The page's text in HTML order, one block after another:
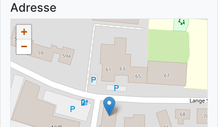
Adresse
+
−